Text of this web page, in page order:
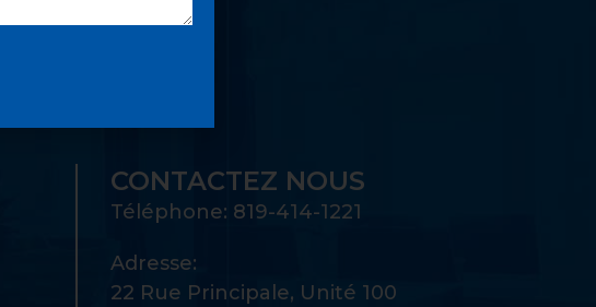
CONTACTEZ NOUS
Téléphone: 819-414-1221
Adresse:
22 Rue Principale, Unité 100